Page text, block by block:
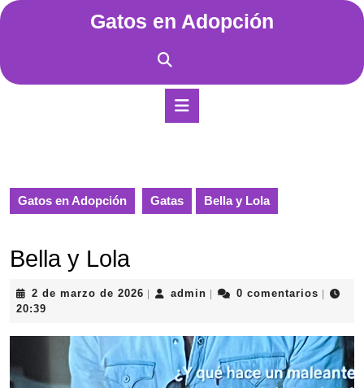
Saltar
Gatos en Adopción
Gatos en Adopción Gatas Bella y Lola
Bella y Lola
2 de marzo de 2026 2
de
2026
admin admin0 comentarios
20:39